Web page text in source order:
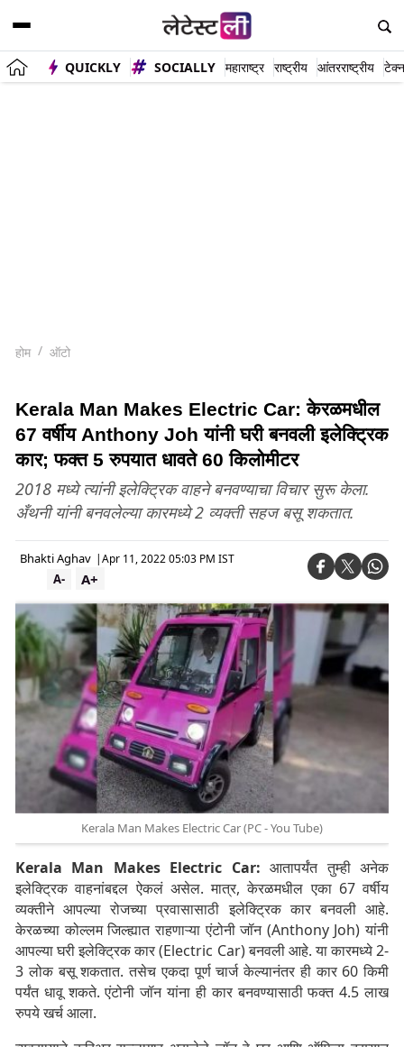
QUICKLY SOCIALLY महाराष्ट्र राष्ट्रीय आंतरराष्ट्रीय
होम ऑटो
Kerala Man Makes Electric Car: केरळमधील
67 वर्षीय Anthony Joh यांनी घरी बनवली इलेक्ट्रिक
कार; फक्त 5 रुपयात धावते 60 किलोमीटर
2018 मध्ये त्यांनी इलेक्ट्रिक वाहने बनवण्याचा विचार सुरू केला.
अँथनी यांनी बनवलेल्या कारमध्ये 2 व्यक्ती सहज बसू शकतात.
Bhakti Aghav |Apr 11, 2022 05:03 PM IST
A+
A-
Kerala Man Makes Electric Car (PC - You Tube)
Kerala Man Makes Electric Car: आतापर्यंत तुम्ही अनेक
इलेक्ट्रिक वाहनांबद्दल ऐकलं असेल. मात्र, केरळमधील एका 67 वर्षीय
व्यक्तीने आपल्या रोजच्या प्रवासासाठी इलेक्ट्रिक कार बनवली आहे.
केरळच्या कोल्लम जिल्ह्यात राहणाऱ्या एंटोनी जॉन (Anthony Joh) यांनी
आपल्या घरी इलेक्ट्रिक कार (Electric Car) बनवली आहे. या कारमध्ये 2-
3 लोक बसू शकतात. तसेच एकदा पूर्ण चार्ज केल्यानंतर ही कार 60 किमी
पर्यंत धावू शकते. एंटोनी जॉन यांना ही कार बनवण्यासाठी फक्त 4.5 लाख
रुपये खर्च आला.